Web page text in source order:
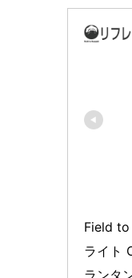
Field to
ライト
ランタ